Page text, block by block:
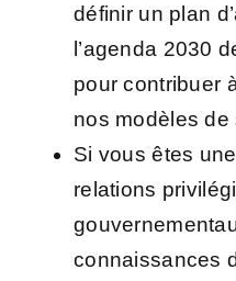
définir un plan
l’agenda 2030
pour contribuer
nos modèles de
Si vous êtes une
relations
connaissances